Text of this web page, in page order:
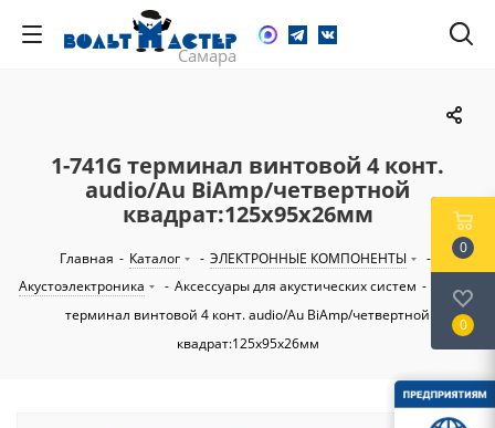
1-741G терминал винтовой 4 конт.
audio/Au BiAmp/четвертной
квадрат:125х95х26мм
Главная - Каталог - ЭЛЕКТРОННЫЕ КОМПОНЕНТЫ
-
Акустоэлектроника
- Аксессуары для акустических систем -
1-741G
терминал винтовой 4 конт. audio/Au BiAmp/четвертной
квадрат:125х95х26мм
0
0